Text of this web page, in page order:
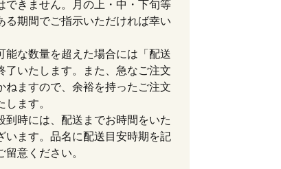
できません。月の上・中・下旬等
る期間でご指示いただければ幸い
能な数量を超えた場合には「配送
了いたします。また、急なご注文
ねますので、余裕を持ったご注文
します。
時には、配送までお時間をいた
います。品名に配送目安時期を記
意ください。